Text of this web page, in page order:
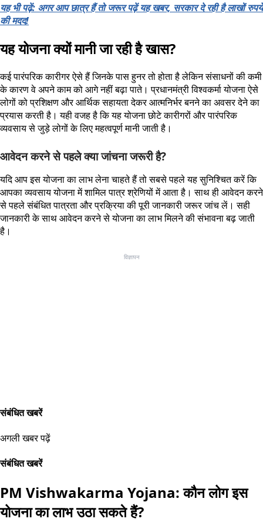
यह भी पढ़ें: अगर आप छात्र हैं तो जरूर पढ़ें यह खबर, सरकार दे रही है लाखों रुपये
की मदद!
यह योजना क्यों मानी जा रही है खास?
कई पारंपरिक कारीगर ऐसे हैं जिनके पास हुनर तो होता है लेकिन संसाधनों की कमी
के कारण वे अपने काम को आगे नहीं बढ़ा पाते। प्रधानमंत्री विश्वकर्मा योजना ऐसे
लोगों को प्रशिक्षण और आर्थिक सहायता देकर आत्मनिर्भर बनने का अवसर देने का
प्रयास करती है। यही वजह है कि यह योजना छोटे कारीगरों और पारंपरिक
व्यवसाय से जुड़े लोगों के लिए महत्वपूर्ण मानी जाती है।
आवेदन करने से पहले क्या जांचना जरूरी है?
यदि आप इस योजना का लाभ लेना चाहते हैं तो सबसे पहले यह सुनिश्चित करें कि
आपका व्यवसाय योजना में शामिल पात्र श्रेणियों में आता है। साथ ही आवेदन करने
से पहले संबंधित पात्रता और प्रक्रिया की पूरी जानकारी जरूर जांच लें। सही
जानकारी के साथ आवेदन करने से योजना का लाभ मिलने की संभावना बढ़ जाती
है।
विज्ञापन
संबंधित खबरें
अगली खबर पढ़ें
संबंधित खबरें
PM Vishwakarma Yojana: कौन लोग इस
योजना का लाभ उठा सकते हैं?